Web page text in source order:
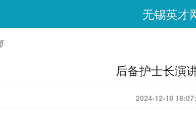
无锡英才
后备护士长演
2024-12-10